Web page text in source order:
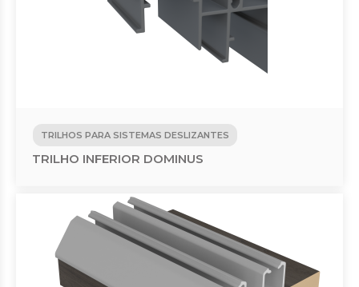
TRILHOS PARA SISTEMAS DESLIZANTES
TRILHO INFERIOR DOMINUS